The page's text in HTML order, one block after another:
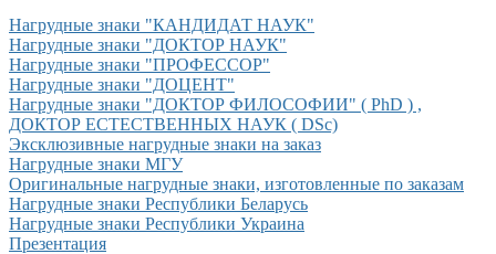
Нагрудные знаки "КАНДИДАТ НАУК"
Нагрудные знаки "ДОКТОР НАУК"
Нагрудные знаки "ПРОФЕССОР"
Нагрудные знаки "ДОЦЕНТ"
Нагрудные знаки "ДОКТОР ФИЛОСОФИИ" ( PhD ) ,
ДОКТОР ЕСТЕСТВЕННЫХ НАУК ( DSc)
Эксклюзивные нагрудные знаки на заказ
Нагрудные знаки МГУ
Оригинальные нагрудные знаки, изготовленные по заказам
Нагрудные знаки Республики Беларусь
Нагрудные знаки Республики Украина
Презентация